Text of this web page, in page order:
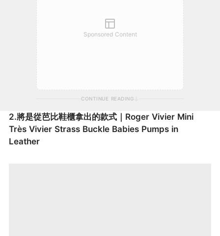
Sponsored Content
CONTINUE READING
2.將是從芭比鞋櫃拿出的款式｜Roger Vivier Mini
Très Vivier Strass Buckle Babies Pumps in
Leather